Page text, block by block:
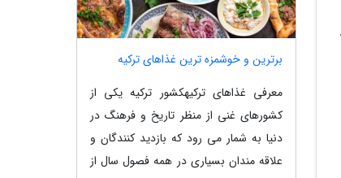
برترین و خوشمزه ترین غذاهای ترکیه
معرفی غذاهای ترکیهکشور ترکیه یکی از
کشورهای غنی از منظر تاریخ و فرهنگ در
دنیا به شمار می رود که بازدید کنندگان و
علاقه مندان بسیاری در همه فصول سال از